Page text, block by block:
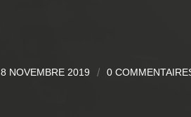
8 NOVEMBRE 2019 / 0